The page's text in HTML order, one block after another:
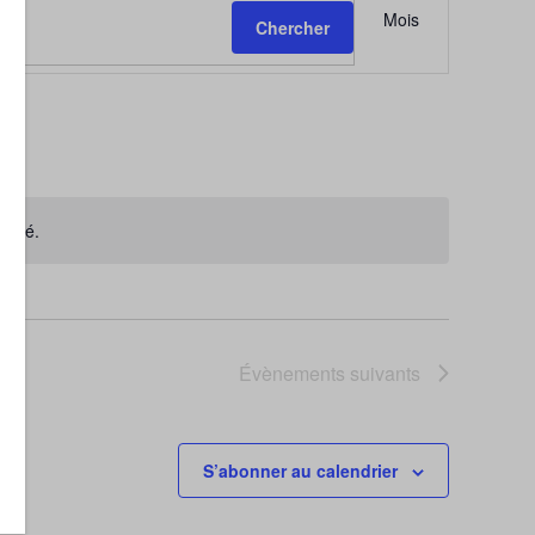
Chercher
de
Mois
Évènements suivants
S’abonner au calendrier